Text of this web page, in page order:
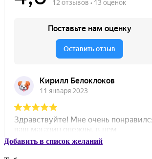
Добавить в список желаний